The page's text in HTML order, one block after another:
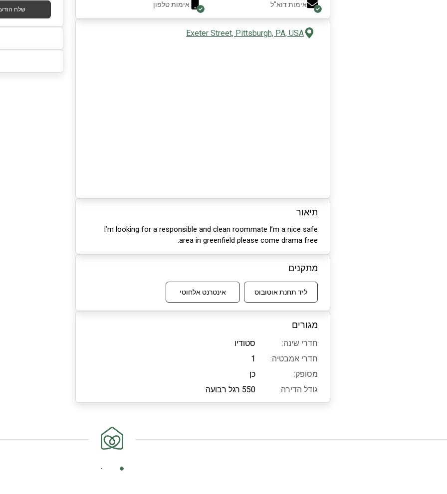
אימות דוא"ל אימות טלפון
Exeter Street, Pittsburgh, PA, USA
תיאור
I’m looking for a responsible and clean roommate I’m a nice safe
area in greenfield please come drama free.
מתקנים
ליד תחנת אוטובוס אינטרנט אלחוטי
מגורים
חדרי שינה:
סטודיו
חדרי אמבטיה:
1
מסופק:
כן
גודל הדירה:
550 רגל רבועה
שלח